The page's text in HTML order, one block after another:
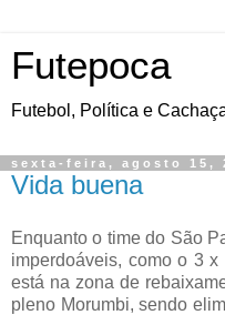
Futepoca
Futebol, Política e
sexta-feira, agosto 15,
Vida buena
Enquanto o time do São
imperdoáveis, como o 3
está na zona de
pleno Morumbi, sendo